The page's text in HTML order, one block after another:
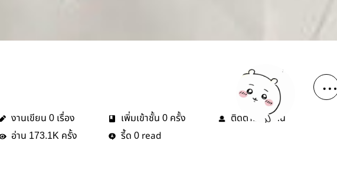
งานเขียน 0 เรื่อง เพิ่มเข้าชั้น 0 ครั้ง ติดตาม 11คน
อ่าน 173.1K ครั้ง รี้ด 0 read